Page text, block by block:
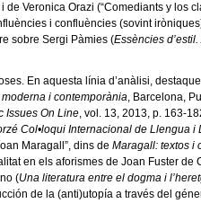
Veronica Orazi (“Comediants y los
i confluències (sovint
sobre Sergi Pàmies (Essències
En aquesta línia d’anàlisi,
i contemporània , Barcelona,
Issues On Line , vol. 13, 2013, p. 163-
Col•loqui Internacional de Llengua i
Maragall”, dins de Maragall: textos i
en els aforismes de Joan Fuster de
(Una literatura entre el dogma i
de la (anti)utopía a través del